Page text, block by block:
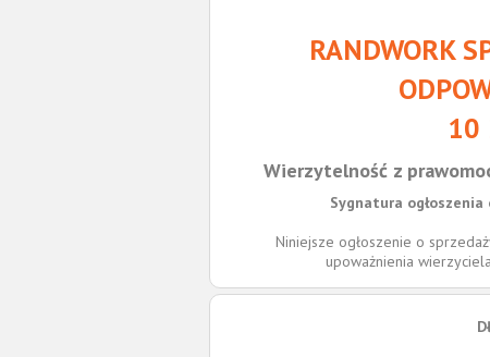
RANDWORK
10
Wierzytelność z
Sygnatura
Niniejsze ogłoszenie o
upoważnienia